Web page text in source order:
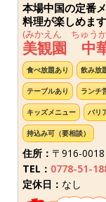
本場中国の定番
料理が楽しめます
(みかえん ちゅう
美観園 中
食べ放題あり 飲み放
テーブルあり ランチ
キッズメニュー バリ
持込み可（要相談）
住所： 〒916-
TEL： 0778-51-
定休日： なし